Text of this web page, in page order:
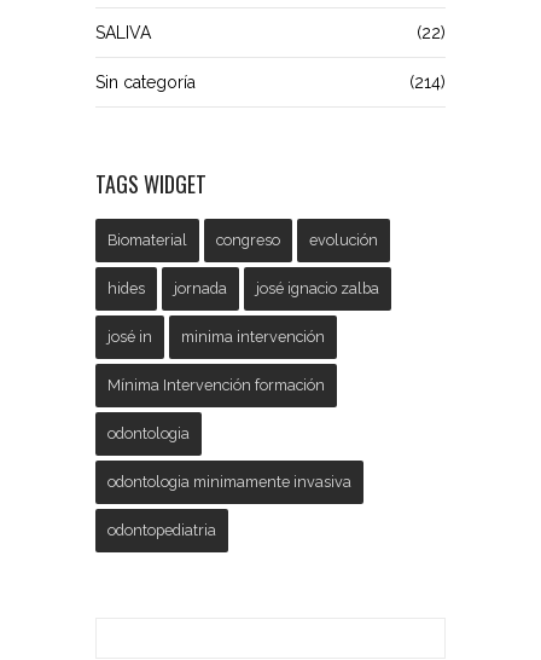
SALIVA (22)
Sin categoría (214)
TAGS WIDGET
Biomaterial congreso evolución
hides jornada josé ignacio zalba
josé in minima intervención
Mínima Intervención formación
odontologia
odontologia minimamente invasiva
odontopediatria